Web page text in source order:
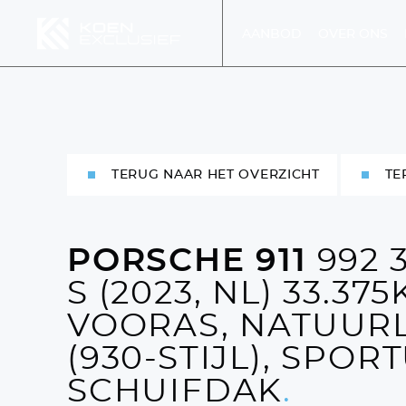
TERUG NAAR HET OVERZICHT
PORSCHE 911
992
S (2023, NL)
VOORAS,
(930-STIJL),
SCHUIFDAK.